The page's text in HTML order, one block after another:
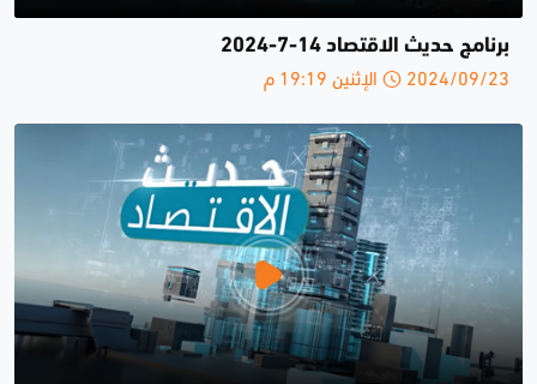
برنامج حديث الاقتصاد 14-7-2024
2024/09/23 الإثنين 19:19 م